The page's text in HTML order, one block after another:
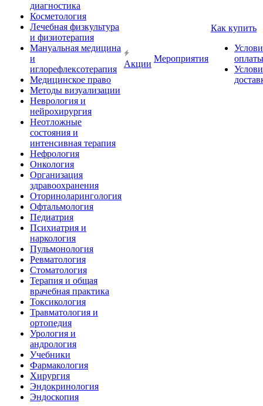
диагностика
Косметология
Лечебная физкультура
и физиотерапия
Мануальная медицина
и
иглорефлексотерапия
Медицинское право
Методы визуализации
Неврология и
нейрохирургия
Неотложные
состояния и
интенсивная терапия
Нефрология
Онкология
Организация
здравоохранения
Оториноларингология
Офтальмология
Педиатрия
Психиатрия и
наркология
Пульмонология
Ревматология
Стоматология
Терапия и общая
врачебная практика
Токсикология
Травматология и
ортопедия
Урология и
андрология
Учебники
Фармакология
Хирургия
Эндокринология
Эндоскопия
Акции
Мероприятия
Как купить
оплаты